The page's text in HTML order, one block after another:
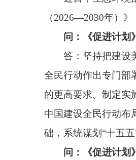
全民行动作出专门部署。“
的更高要求。制定实施《
中国建设全民行动布局的
础，系统谋划“十五五”全
问：《促进计划》的主
总体目标设定到2030
实，公众生态文明素养显
成。围绕上述目标，《促
重点任务，涵盖5大板块、